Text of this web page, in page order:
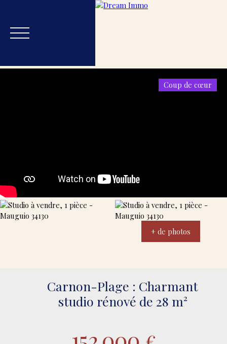
Coup de cœur
+ de photos
Carnon-Plage : Charmant
studio rénové de 28 m²